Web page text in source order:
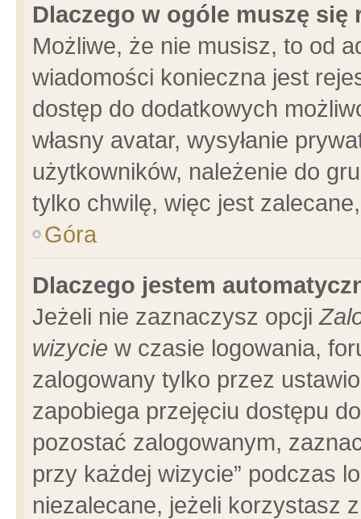
Dlaczego w ogóle muszę się
Możliwe, że nie musisz, to od
wiadomości konieczna jest
dostęp do dodatkowych
własny avatar, wysyłanie
użytkowników, należenie do
tylko chwilę, więc jest
Góra
Dlaczego jestem
Jeżeli nie zaznaczysz opcji
wizycie w czasie logowania,
zalogowany tylko przez
zapobiega przejęciu dostępu
pozostać zalogowanym,
przy każdej wizycie” podczas
niezalecane, jeżeli korzystasz